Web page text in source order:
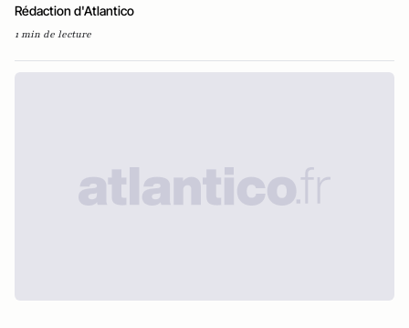
Rédaction d'Atlantico
1 min de lecture